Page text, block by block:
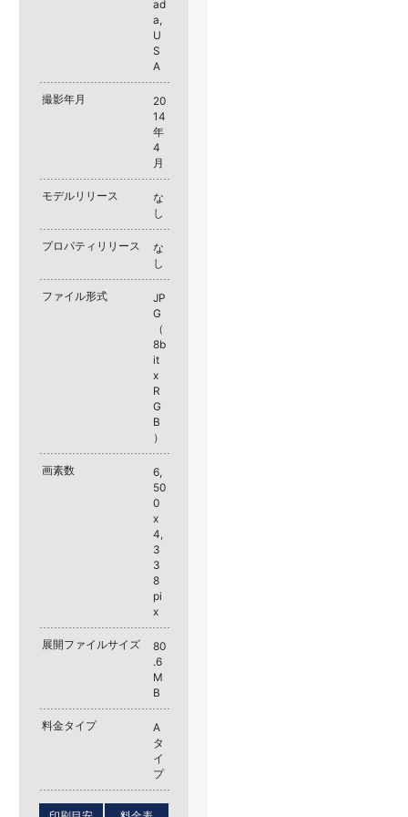
ad
a,
U
S
A
撮影年月
20
14
年
4
月
モデルリリース
な
し
プロパティリリース
な
し
ファイル形式
JP
G
（
8b
it
x
R
G
B
）
画素数
6,
50
0
x
4,
3
3
8
pi
x
展開ファイルサイズ
80
.6
M
B
料金タイプ
A
タ
イ
プ